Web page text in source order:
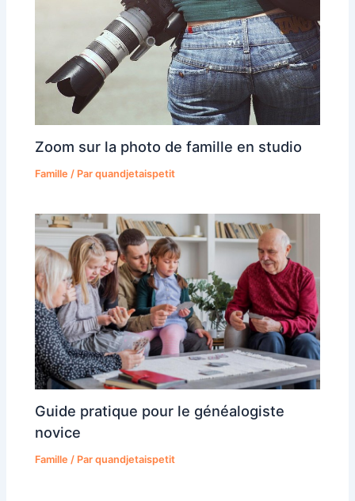
Zoom sur la photo de famille en studio
Famille / Parquandjetaispetit
Guide pratique pour le généalogiste
novice
Famille / Parquandjetaispetit